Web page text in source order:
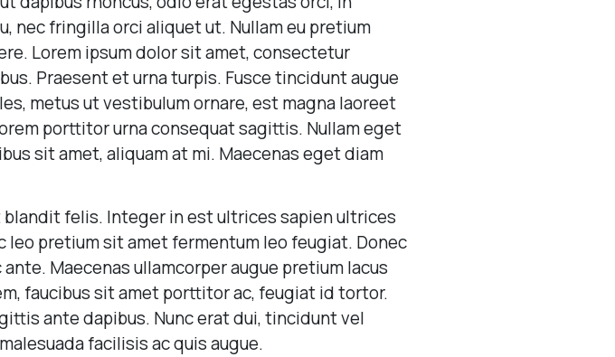
nec fringilla orci aliquet ut. Nullam eu pretium
Lorem ipsum dolor sit amet, consectetur
Praesent et urna turpis. Fusce tincidunt augue
metus ut vestibulum ornare, est magna laoreet
porttitor urna consequat sagittis. Nullam eget
sit amet, aliquam at mi. Maecenas eget diam
felis. Integer in est ultrices sapien ultrices
leo pretium sit amet fermentum leo feugiat. Donec
Maecenas ullamcorper augue pretium lacus
faucibus sit amet porttitor ac, feugiat id tortor.
ante dapibus. Nunc erat dui, tincidunt vel
facilisis ac quis augue.